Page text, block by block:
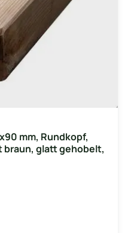
mm, Rundkopf,
glatt gehobelt,